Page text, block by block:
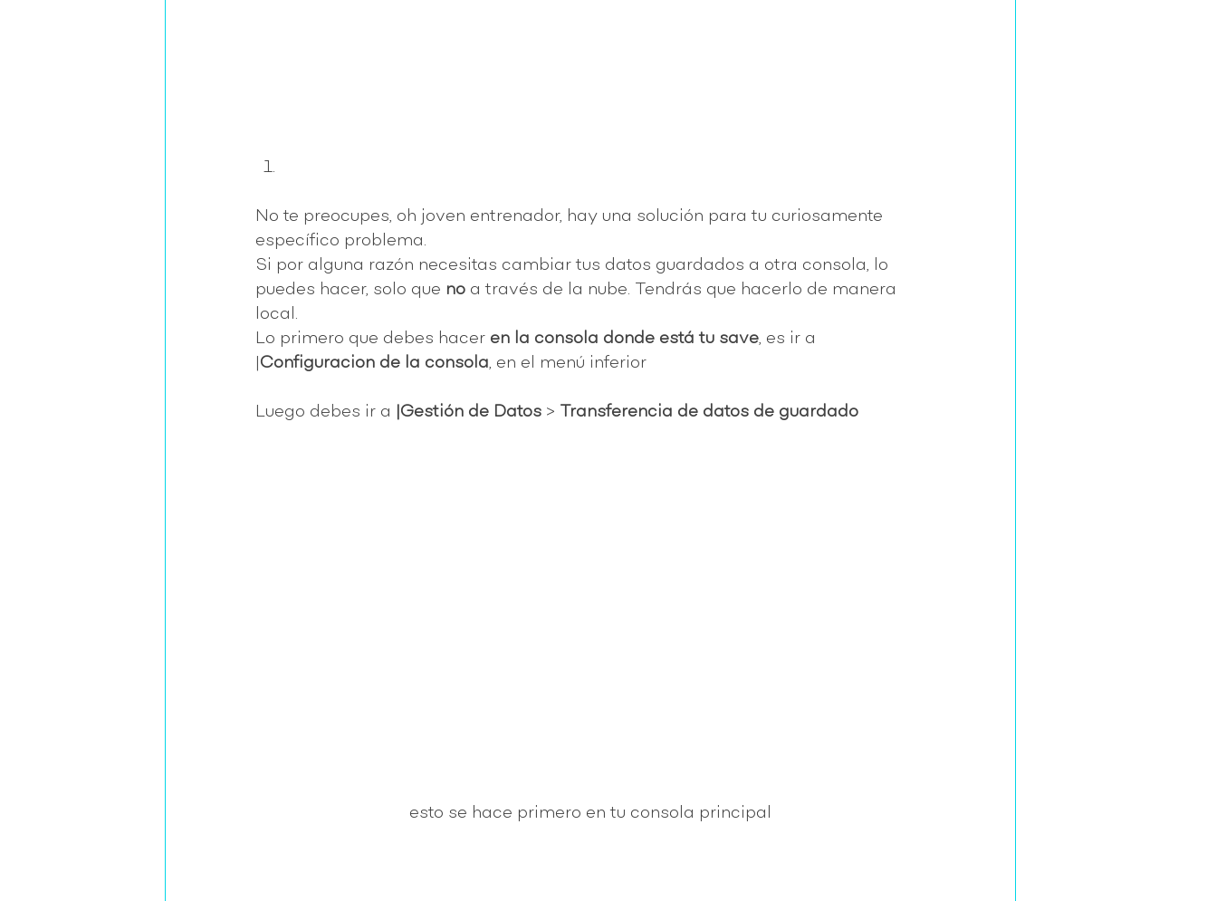
No te preocupes, oh joven entrenador, hay una solución para tu curiosamente
específico problema.
Si por alguna razón necesitas cambiar tus datos guardados a otra consola, lo
puedes hacer, solo que no a través de la nube. Tendrás que hacerlo de manera
local.
Lo primero que debes hacer en la consola donde está tu save , es ir a
Configuracion de la consola , en el menú inferior
Luego debes ir a |Gestión de Datos > Transferencia de datos de guardado
esto se hace primero en tu consola principal